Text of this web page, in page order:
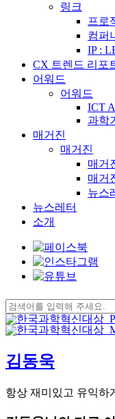
링크
프로
컴퍼
IP :
CX 트렌드 리포
어워드
어워드
ICT
과학
매거진
매거진
매거
매거
뉴스
뉴스레터
소개
검
색:
김동욱
항상 재미있고 유익하